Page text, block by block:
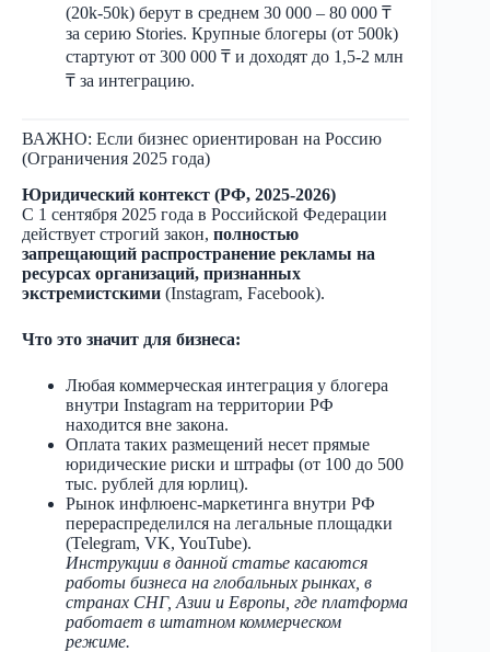
(20k-50k) берут в среднем 30 000 – 80 000 ₸
за серию Stories. Крупные блогеры (от 500k)
стартуют от 300 000 ₸ и доходят до 1,5-2 млн
₸ за интеграцию.
ВАЖНО: Если бизнес ориентирован на Россию
(Ограничения 2025 года)
Юридический контекст (РФ, 2025-2026)
С 1 сентября 2025 года в Российской Федерации
действует строгий закон, полностью
запрещающий распространение рекламы на
ресурсах организаций, признанных
экстремистскими (Instagram, Facebook).
Что это значит для бизнеса:
Любая коммерческая интеграция у блогера
внутри Instagram на территории РФ
находится вне закона.
Оплата таких размещений несет прямые
юридические риски и штрафы (от 100 до 500
тыс. рублей для юрлиц).
Рынок инфлюенс-маркетинга внутри РФ
перераспределился на легальные площадки
(Telegram, VK, YouTube).
Инструкции в данной статье касаются
работы бизнеса на глобальных рынках, в
странах СНГ, Азии и Европы, где платформа
работает в штатном коммерческом
режиме.